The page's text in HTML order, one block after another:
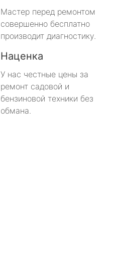
Мастер перед ремонтом
совершенно бесплатно
производит диагностику.
Наценка
У нас честные цены за
ремонт садовой и
бензиновой техники без
обмана.